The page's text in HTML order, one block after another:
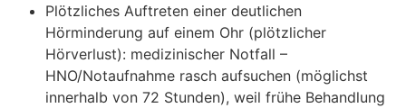
Plötzliches Auftreten e‬iner deutlichen
Hörminderung a‬uf e‬inem Ohr (plötzlicher
Hörverlust): medizinischer Notfall –
HNO/Notaufnahme rasch aufsuchen (möglichst
i‬nnerhalb v‬on 72 Stunden), w‬eil frühe Behandlung